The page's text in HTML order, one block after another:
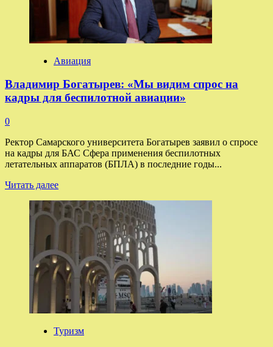
Armenia
тысяч
рублей
отмену
рейса
в
Ереван
Авиация
Владимир Богатырев: «Мы видим спрос на
кадры для беспилотной авиации»
0
Ректор Самарского университета Богатырев заявил о спросе
на кадры для БАС Сфера применения беспилотных
летательных аппаратов (БПЛА) в последние годы...
Читать далееПрочитать
о
Владимир
Богатырев:
видим
спрос
на
кадры
для
беспилотной
авиации»
Туризм